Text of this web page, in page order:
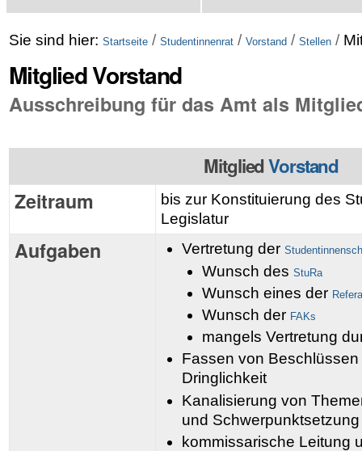
Sie sind hier: Startseite / Studentinnenrat / Vorstand / Stellen /
Mitglied Vorstand
Ausschreibung für das Amt als
MitgliedVorstand
Zeitraum
bis zur Konstituierung des
Legislatur
Aufgaben Vertretung der
Wunsch desStuRa
Wunsch eines der
Wunsch der FAKs
mangels Vertretung
Fassen von
Dringlichkeit
Kanalisierung von
und Schwerpunktsetzung
kommissarische Leitung